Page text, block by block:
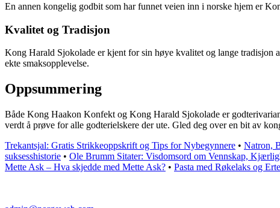
En annen kongelig godbit som har funnet veien inn i norske hjem er
Kvalitet og Tradisjon
Kong Harald Sjokolade er kjent for sin høye kvalitet og lange tradisjon
ekte smaksopplevelse.
Oppsummering
Både Kong Haakon Konfekt og Kong Harald Sjokolade er
verdt å prøve for alle godterielskere der ute. Gled deg over en bit av
Trekantsjal: Gratis Strikkeoppskrift og Tips for Nybegynnere • Natron,
suksesshistorie • Ole Brumm Sitater: Visdomsord om Vennskap,
Mette Ask – Hva skjedde med Mette Ask? • Pasta med Røkelaks og